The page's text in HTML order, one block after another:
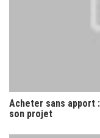
Acheter sans apport
son projet